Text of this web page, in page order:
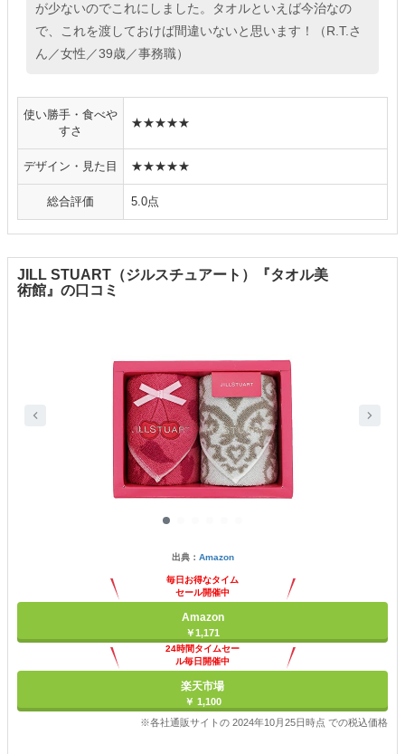
が少ないのでこれにしました。タオルといえば今治なの
で、これを渡しておけば間違いないと思います！（R.T.さ
ん／女性／39歳／事務職）
使い勝手・食べや
すさ
★★★★★
デザイン・見た目 ★★★★★
総合評価 5.0点
JILL STUART（ジルスチュアート）『タオル美
術館』の口コミ
出典： Amazon
毎日お得なタイム
セール開催中
Amazon
￥1,171
24時間タイムセー
ル毎日開催中
楽天市場
￥ 1,100
※各社通販サイトの 2024年10月25日時点 での税込価格